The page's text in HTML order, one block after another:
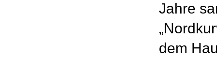
Jahre
dem